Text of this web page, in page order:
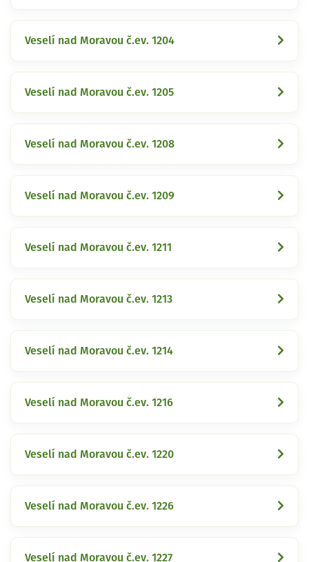
Veselí nad Moravou č.ev. 1204
Veselí nad Moravou č.ev. 1205
Veselí nad Moravou č.ev. 1208
Veselí nad Moravou č.ev. 1209
Veselí nad Moravou č.ev. 1211
Veselí nad Moravou č.ev. 1213
Veselí nad Moravou č.ev. 1214
Veselí nad Moravou č.ev. 1216
Veselí nad Moravou č.ev. 1220
Veselí nad Moravou č.ev. 1226
Veselí nad Moravou č.ev. 1227